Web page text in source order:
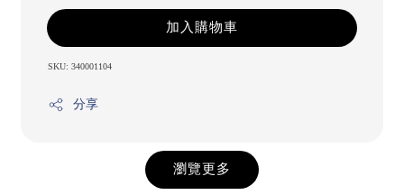
加入購物車
SKU: 340001104
分享
瀏覽更多